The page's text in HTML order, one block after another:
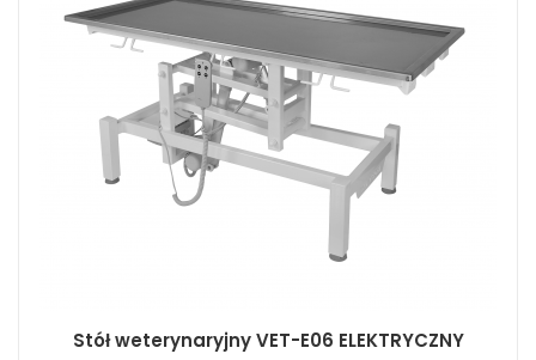
Stół weterynaryjny VET-E06 ELEKTRYCZNY